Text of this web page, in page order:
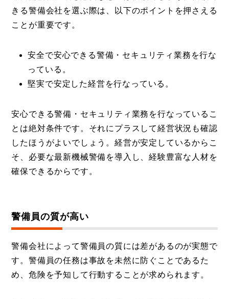
きる警備会社を選ぶ際は、以下のポイントを押さえる
ことが重要です。
安全で安心できる警備・セキュリティ業務を行な
っている。
堅実で安定した経営を行なっている。
安心できる警備・セキュリティ業務を行なっているこ
とは絶対条件です。それにプラスして経営状況も確認
したほうがよいでしょう。経営が安定しているからこ
そ、必要な最新機械警備を導入し、経験豊富な人材を
確保できるからです。
警備員の質が高い
警備会社によって警備員の質には差があるのが実態で
す。警備員の任務は事故を未然に防ぐことであるた
め、危険を予知して行動することが求められます。